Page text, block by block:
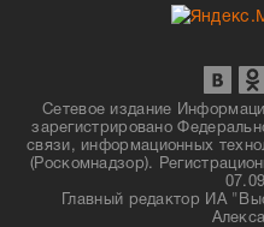
Сетевое издание
зарегистрировано
связи, информационных
(Роскомнадзор).
Главный редактор ИА